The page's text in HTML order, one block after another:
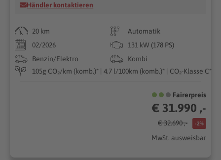
Händler kontaktieren
20 km
Automatik
02/2026
131 kW (178 PS)
Benzin/Elektro
Kombi
105g CO₂/km (komb.)* | 4.7 l/100km (komb.)* | CO₂-Klasse C*
Fairerpreis
€ 31.990 ,-
€ 32.690 ,- -2%
MwSt. ausweisbar